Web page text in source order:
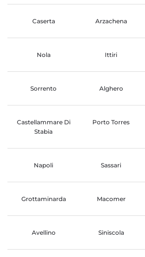
Caserta Arzachena
Nola Ittiri
Sorrento Alghero
Castellammare Di
Stabia
Porto Torres
Napoli Sassari
Grottaminarda Macomer
Avellino Siniscola